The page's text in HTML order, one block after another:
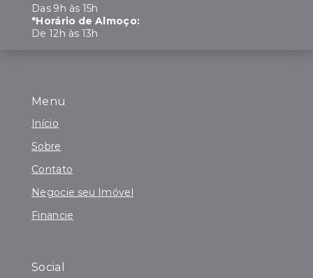
Menu
Início
Sobre
Contato
Negocie seu Imóvel
Financie
Social
Das 9h às 15h
*Horário de Almoço:
De 12h às 13h